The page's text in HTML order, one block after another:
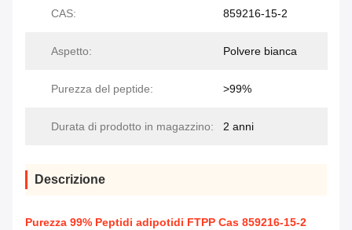
CAS: 859216-15-2
Aspetto: Polvere bianca
Purezza del peptide: >99%
Durata di prodotto in magazzino: 2 anni
Descrizione
Purezza 99% Peptidi adipotidi FTPP Cas 859216-15-2